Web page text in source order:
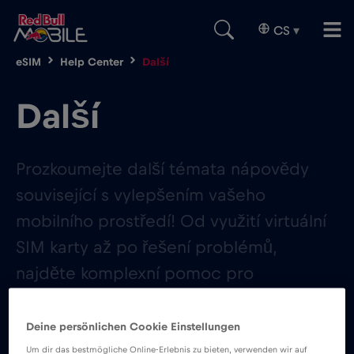
CS ▾
eSIM Help Center Další
Další
Prozkoumejte další témata nápovědy
související s vylepšením vašeho
mobilního prostředí! Od využití virtuální
SIM karty až po řešení problémů,
najděte komplexní pomoc pro
zážitku.
Deine persönlichen Cookie Einstellungen
Um dir das bestmögliche Online-Erlebnis zu bieten, verwenden wir auf